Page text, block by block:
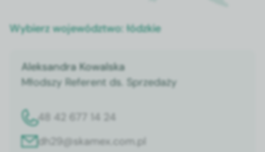
Wybierz województwo:łódzkie
Aleksandra Kowalska
Młodszy Referent ds. Sprzedaży
48 42 677 14 24
dh29@skamex.com.pl